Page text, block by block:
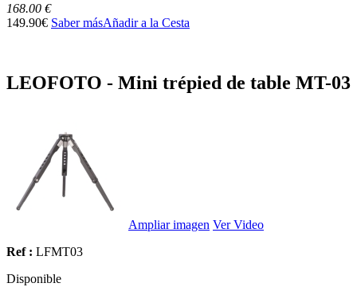
168.00 €
149.90€ Saber másAñadir a la Cesta
LEOFOTO - Mini trépied de table MT-03
Ampliar imagen Ver Video
Ref : LFMT03
Disponible